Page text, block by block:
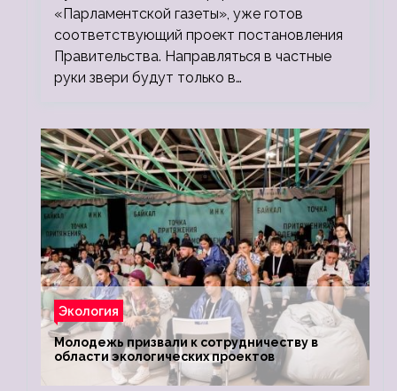
«Парламентской газеты», уже готов
соответствующий проект постановления
Правительства. Направляться в частные
руки звери будут только в…
Экология
Молодежь призвали к сотрудничеству в
области экологических проектов